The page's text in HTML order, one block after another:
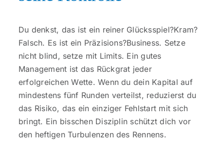
Du denkst, das ist ein reiner Glücks­spiel?Kram?
Falsch. Es ist ein Präzisions?Business. Setze
nicht blind, setze mit Limits. Ein gutes
Management ist das Rückgrat jeder
erfolgreichen Wette. Wenn du dein Kapital auf
mindestens fünf Runden verteilst, reduzierst du
das Risiko, das ein einziger Fehlstart mit sich
bringt. Ein bisschen Disziplin schützt dich vor
den heftigen Turbulenzen des Rennens.